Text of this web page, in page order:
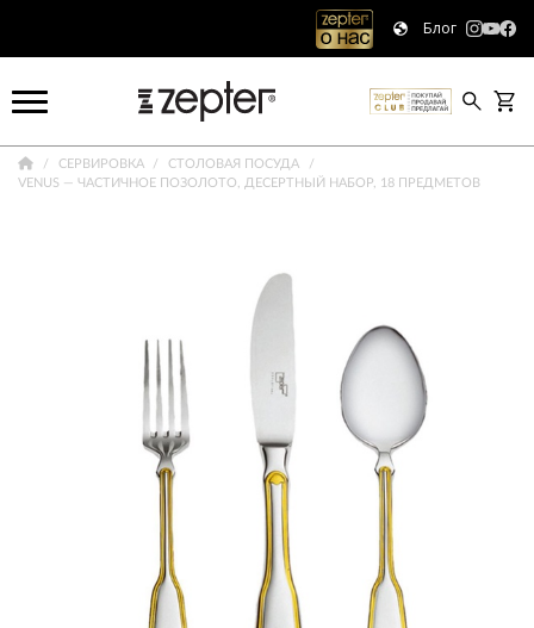
Блог
СЕРВИРОВКА
СТОЛОВАЯ ПОСУДА
VENUS — ЧАСТИЧНОЕ ПОЗОЛОТО, ДЕСЕРТНЫЙ НАБОР, 18 ПРЕДМЕТОВ